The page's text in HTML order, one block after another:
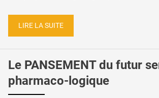
LIRE LA SUITE
Le PANSEMENT du futur
pharmaco-logique